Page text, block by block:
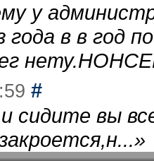
у
в в год
#
сидите вы
»